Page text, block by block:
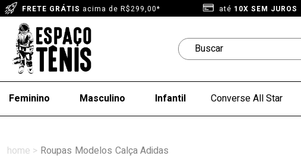
FRETE GRÁTIS acima de R$299,00* até 10X SEM JUROS
Feminino Masculino Infantil Converse All Star
Roupas Modelos Calça Adidas